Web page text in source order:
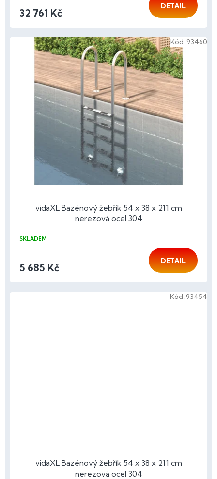
32 761 Kč
DETAIL
vidaXL Bazénový žebřík 54 x 38 x 211 cm
nerezová ocel 304
SKLADEM
5 685 Kč
DETAIL
Kód: 93460
vidaXL Bazénový žebřík 54 x 38 x 211 cm
nerezová ocel 304
Kód: 93454